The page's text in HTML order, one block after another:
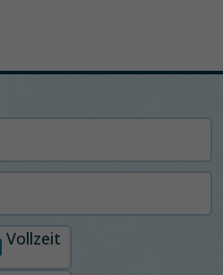
auswählen
Vollzeit